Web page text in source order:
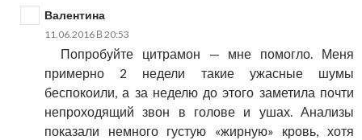
Валентина
11.06.2016 В 20:53
Попробуйте цитрамон — мне помогло. Меня
примерно 2 недели такие ужасные шумы
беспокоили, а за неделю до этого заметила почти
непроходящий звон в голове и ушах. Анализы
показали немного густую «жирную» кровь, хотя